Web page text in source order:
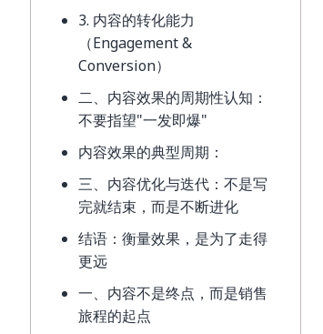
3. 内容的转化能力
（Engagement &
Conversion）
二、内容效果的周期性认知：
不要指望"一发即爆"
内容效果的典型周期：
三、内容优化与迭代：不是写
完就结束，而是不断进化
结语：衡量效果，是为了走得
更远
一、内容不是终点，而是销售
旅程的起点